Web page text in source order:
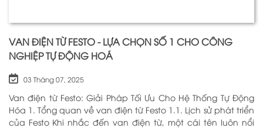
VAN ĐIỆN TỪ FESTO - LỰA CHỌN SỐ 1 CHO CÔNG
NGHIỆP TỰ ĐỘNG HOÁ
03 Tháng 07, 2025
Van điện từ Festo: Giải Pháp Tối Ưu Cho Hệ Thống Tự Động
Hóa 1. Tổng quan về van điện từ Festo 1.1. Lịch sử phát triển
của Festo Khi nhắc đến van điện từ, một cái tên luôn nổi